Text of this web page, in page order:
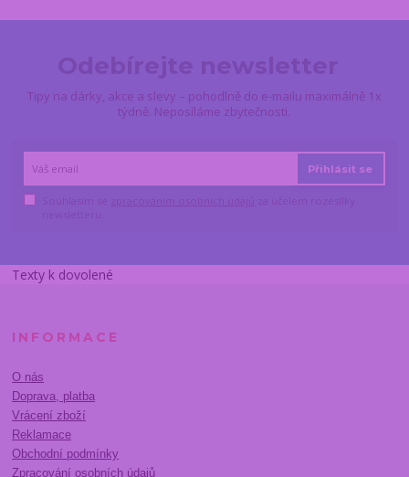
Tipy na dárky, akce a slevy – pohodlně do e-mailu maximálně 1x
týdně. Neposíláme zbytečnosti.
Přihlásit se
Texty k dovolené
INFORMACE
O nás
Doprava, platba
Vrácení zboží
Reklamace
Obchodní podmínky
Zpracování osobních údajů